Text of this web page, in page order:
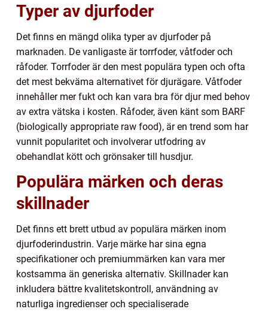
Typer av djurfoder
Det finns en mängd olika typer av djurfoder på
marknaden. De vanligaste är torrfoder, våtfoder och
råfoder. Torrfoder är den mest populära typen och ofta
det mest bekväma alternativet för djurägare. Våtfoder
innehåller mer fukt och kan vara bra för djur med behov
av extra vätska i kosten. Råfoder, även känt som BARF
(biologically appropriate raw food), är en trend som har
vunnit popularitet och involverar utfodring av
obehandlat kött och grönsaker till husdjur.
Populära märken och deras
skillnader
Det finns ett brett utbud av populära märken inom
djurfoderindustrin. Varje märke har sina egna
specifikationer och premiummärken kan vara mer
kostsamma än generiska alternativ. Skillnader kan
inkludera bättre kvalitetskontroll, användning av
naturliga ingredienser och specialiserade